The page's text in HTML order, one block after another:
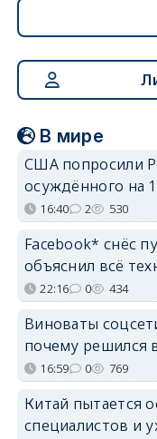
В мире
США попросили
осуждённого на
16:40 2 530
Facebook* снёс
объяснил всё
22:16 0 434
Виноваты
почему решился
16:59 0 769
Китай пытается
специалистов и